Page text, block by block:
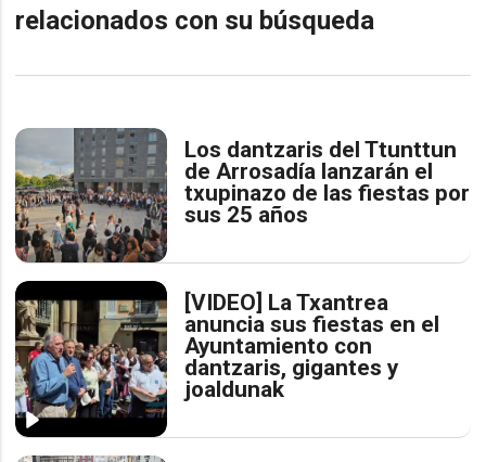
relacionados con su búsqueda
Los dantzaris del Ttunttun
de Arrosadía lanzarán el
txupinazo de las fiestas por
sus 25 años
[VIDEO] La Txantrea
anuncia sus fiestas en el
Ayuntamiento con
dantzaris, gigantes y
joaldunak